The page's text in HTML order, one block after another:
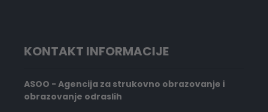
KONTAKT INFORMACIJE
ASOO - Agencija za strukovno obrazovanje i
obrazovanje odraslih